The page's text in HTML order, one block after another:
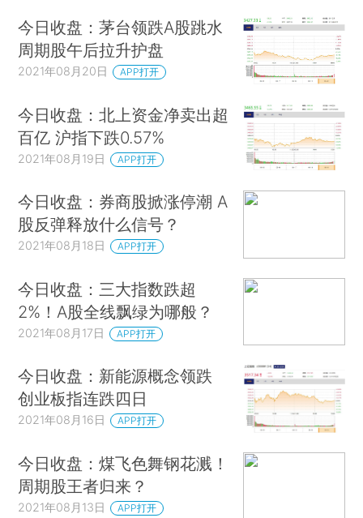
今日收盘：茅台领跌A股跳水
周期股午后拉升护盘
2021年08月20日 APP打开
今日收盘：北上资金净卖出超
百亿 沪指下跌0.57%
2021年08月19日 APP打开
今日收盘：券商股掀涨停潮 A
股反弹释放什么信号？
2021年08月18日 APP打开
今日收盘：三大指数跌超
2%！A股全线飘绿为哪般？
2021年08月17日 APP打开
今日收盘：新能源概念领跌
创业板指连跌四日
2021年08月16日 APP打开
今日收盘：煤飞色舞钢花溅！
周期股王者归来？
2021年08月13日 APP打开